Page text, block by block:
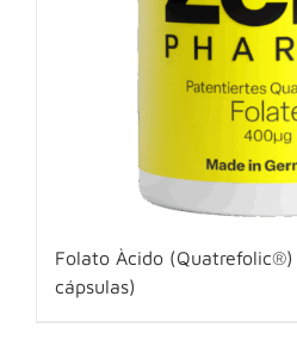
Folato Àcido
cápsulas)